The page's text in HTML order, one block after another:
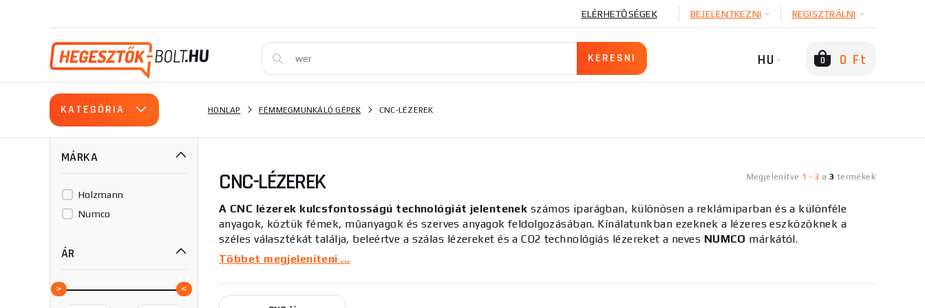
ELÉRHETŐSÉGEK BEJELENTKEZNI REGISZTRÁLNI
HU 0 0 Ft
KATEGÓRIA HONLAP FÉMMEGMUNKÁLÓ GÉPEK CNC-LÉZEREK
MÁRKA
Holzmann
Numco
ÁR
Megjelenítve 1 - 3 a 3 termékek
CNC-LÉZEREK
A CNC lézerek kulcsfontosságú technológiát jelentenek számos iparágban, különösen a reklámiparban és a különféle
anyagok, köztük fémek, műanyagok és szerves anyagok feldolgozásában. Kínálatunkban ezeknek a lézeres eszközöknek a
széles választékát találja, beleértve a szálas lézereket és a CO2 technológiás lézereket a neves NUMCO márkától.
műanyagok, kő és bőr leírására és jelölésére. A szálas lézerek nagy hatékonyságot és pontosságot biztosítanak, sokoldalúak és
hosszú élettartamot biztosítanak.
Többet megjeleníteni ...